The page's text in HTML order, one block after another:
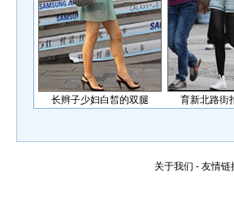
长辫子少妇白皙的双腿 育新北路街
关于我们 - 友情链